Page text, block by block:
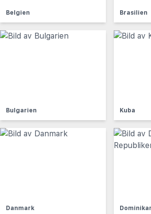
Belgien Brasilien
Bulgarien Kuba
Danmark